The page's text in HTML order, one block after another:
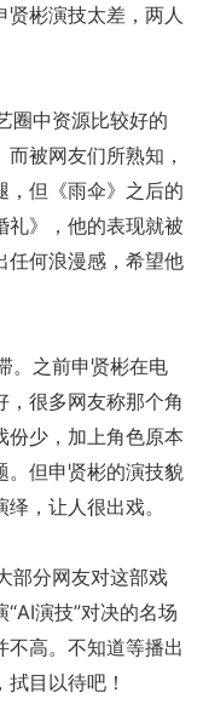
彬演技太差，两人
圈中资源比较好的
被网友们所熟知，
，但《雨伞》之后的
礼》，他的表现就被
任何浪漫感，希望他
之前申贤彬在电
，很多网友称那个角
份少，加上角色原本
。但申贤彬的演技貌
，让人很出戏。
分网友对这部戏
演技”对决的名场
不高。不知道等播出
目以待吧！